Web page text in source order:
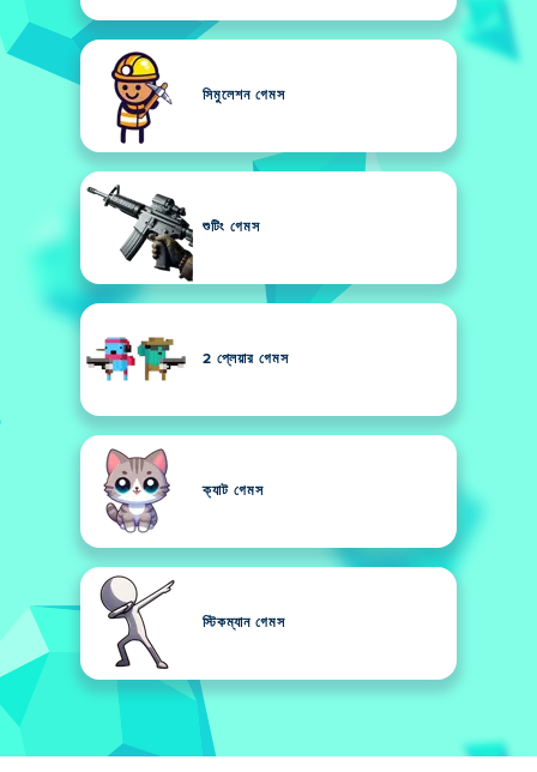
সিমুলেশন গেমস
শুটিং গেমস
2 প্লেয়ার গেমস
ক্যাট গেমস
স্টিকম্যান গেমস